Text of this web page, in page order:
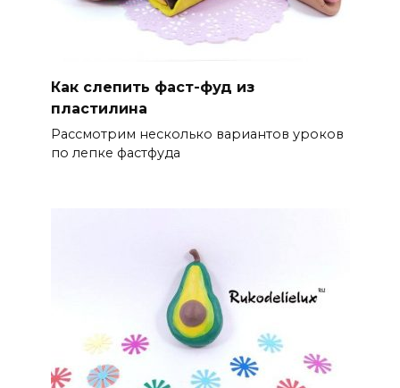
Как слепить фаст-фуд из
пластилина
Рассмотрим несколько вариантов уроков
по лепке фастфуда